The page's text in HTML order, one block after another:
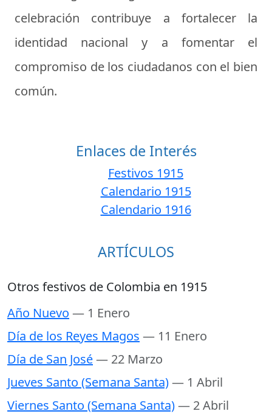
celebración contribuye a fortalecer la
identidad nacional y a fomentar el
compromiso de los ciudadanos con el bien
común.
Enlaces de Interés
Festivos 1915
Calendario 1915
Calendario 1916
ARTÍCULOS
Otros festivos de Colombia en 1915
Año Nuevo — 1 Enero
Día de los Reyes Magos — 11 Enero
Día de San José— 22 Marzo
Jueves Santo (Semana Santa)— 1 Abril
Viernes Santo (Semana Santa)— 2 Abril